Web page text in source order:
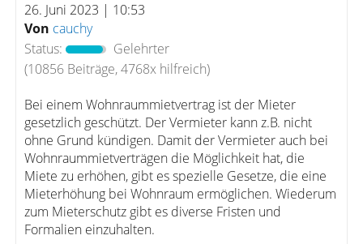
26. Juni 2023 | 10:53
Von cauchy
Status:
Gelehrter
(10856 Beiträge, 4768x hilfreich)
Bei einem Wohnraummietvertrag ist der Mieter
gesetzlich geschützt. Der Vermieter kann z.B. nicht
ohne Grund kündigen. Damit der Vermieter auch bei
Wohnraummietverträgen die Möglichkeit hat, die
Miete zu erhöhen, gibt es spezielle Gesetze, die eine
Mieterhöhung bei Wohnraum ermöglichen. Wiederum
zum Mieterschutz gibt es diverse Fristen und
Formalien einzuhalten.